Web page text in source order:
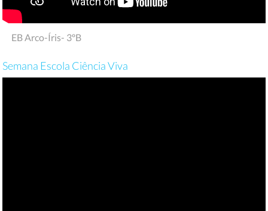
EB Arco-Íris- 3ºB
Semana Escola Ciência Viva